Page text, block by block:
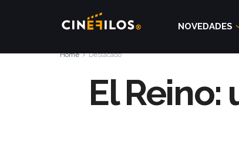
NOVEDADES
Home Destacado
El